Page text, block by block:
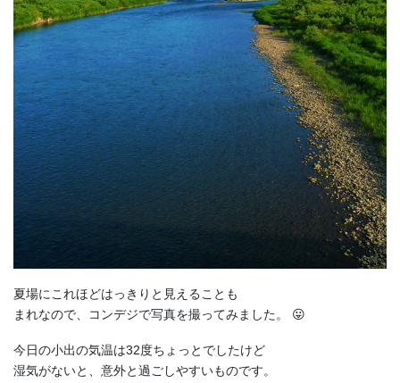
夏場にこれほどはっきりと見えることも
まれなので、コンデジで写真を撮ってみました。 😛
今日の小出の気温は32度ちょっとでしたけど
湿気がないと、意外と過ごしやすいものです。